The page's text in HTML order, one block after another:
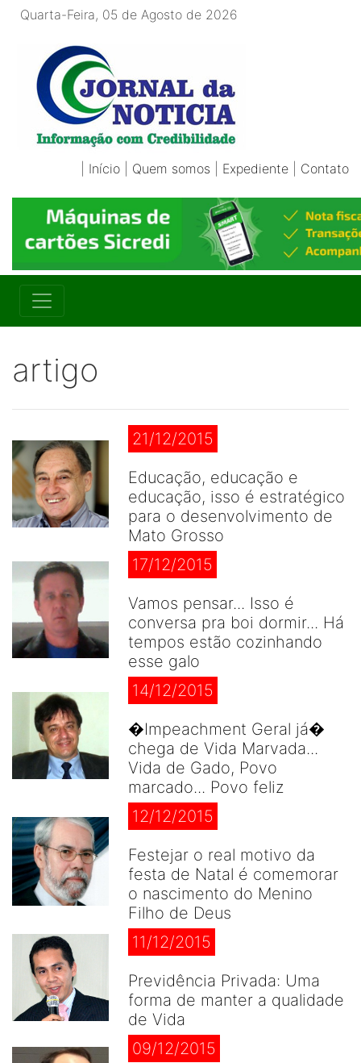
Quarta-Feira, 05 de Agosto de 2026
Início Quem somos Expediente Contato
artigo
21/12/2015
Educação, educação e
educação, isso é estratégico
para o desenvolvimento de
Mato Grosso
17/12/2015
Vamos pensar... Isso é
conversa pra boi dormir... Há
tempos estão cozinhando
esse galo
14/12/2015
�Impeachment Geral já�
chega de Vida Marvada...
Vida de Gado, Povo
marcado... Povo feliz
12/12/2015
Festejar o real motivo da
festa de Natal é comemorar
o nascimento do Menino
Filho de Deus
11/12/2015
Previdência Privada: Uma
forma de manter a qualidade
de Vida
09/12/2015